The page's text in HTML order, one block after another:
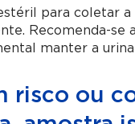
para coletar
Recomenda-se
manter a
risco ou